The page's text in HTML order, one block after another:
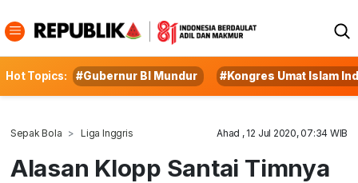
Hot Topics: #Gubernur BI Mundur #Kongres Umat Islam
Sepak Bola Liga Inggris Ahad , 12 Jul 2020, 07:34 WIB
Alasan Klopp Santai Timnya